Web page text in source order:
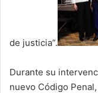
de justicia”.
Durante su
nuevo Código